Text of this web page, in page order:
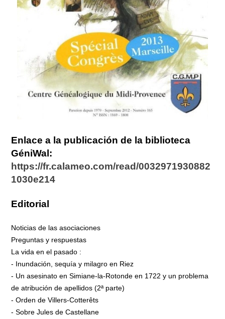
Enlace a la publicación de la biblioteca
GéniWal:
https://fr.calameo.com/read/0032971930882
1030e214
Editorial
Noticias de las asociaciones
Preguntas y respuestas
La vida en el pasado :
- Inundación, sequía y milagro en Riez
- Un asesinato en Simiane-la-Rotonde en 1722 y un problema
de atribución de apellidos (2ª parte)
- Orden de Villers-Cotterêts
- Sobre Jules de Castellane